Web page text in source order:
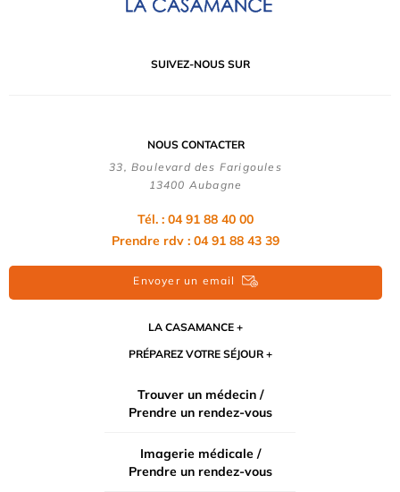
SUIVEZ-NOUS SUR
NOUS CONTACTER
33, Boulevard des Farigoules
13400 Aubagne
Tél. : 04 91 88 40 00
Prendre rdv : 04 91 88 43 39
Envoyer un email
LA CASAMANCE
PRÉPAREZ VOTRE SÉJOUR
Trouver un médecin /
Prendre un rendez-vous
Imagerie médicale /
Prendre un rendez-vous